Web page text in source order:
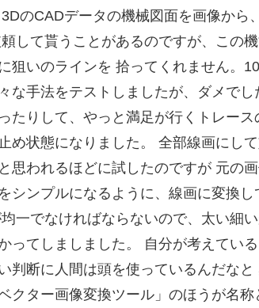
のCADデータの機械図面を画像から
して貰うことがあるのですが、この
狙いのラインを 拾ってくれません。
な手法をテストしましたが、ダメで
たりして、やっと満足が行くトレー
め状態になりました。 全部線画にし
思われるほどに試したのですが 元の
シンプルになるように、線画に変換
一でなければならないので、太い細
ってしましました。 自分が考えてい
判断に人間は頭を使っているんだな
クター画像変換ツール」のほうが名